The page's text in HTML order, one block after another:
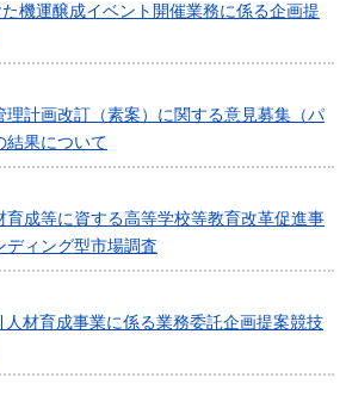
機運醸成イベント開催業務に係る企画提
計画改訂（素案）に関する意見募集（パ
結果について
育成等に資する高等学校等教育改革促進事
ディング型市場調査
人材育成事業に係る業務委託企画提案競技